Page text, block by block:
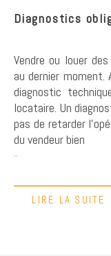
Diagnostics
Vendre ou louer
au dernier moment.
diagnostic
locataire. Un
pas de retarder
du vendeur bien
...
LIRE LA SUITE